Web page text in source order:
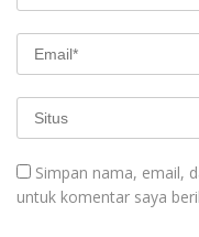
Simpan nama, email,
untuk komentar saya